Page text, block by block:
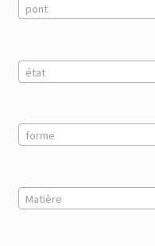
pont
état
forme
Matière